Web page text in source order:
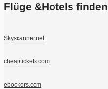
Flüge &Hotels finden
Skyscanner.net
cheaptickets.com
ebookers.com